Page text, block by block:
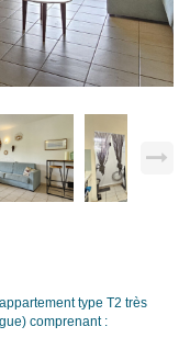
type T2 très
comprenant :